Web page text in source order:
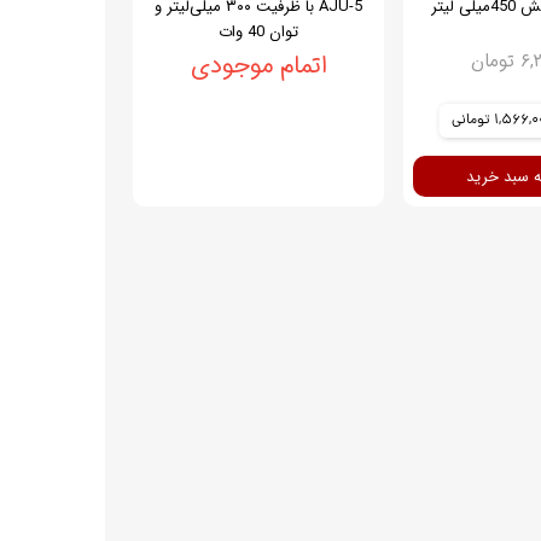
تومانی
سبد خرید
AJU-5 با ظرفیت ۳۰۰ میلی‌لیتر و
توان 40 وات
اتمام موجودی